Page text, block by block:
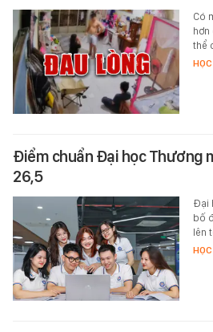
Có
hơn
thể
Điểm chuẩn Đại học Thương
26,5
Đại
bố
lên